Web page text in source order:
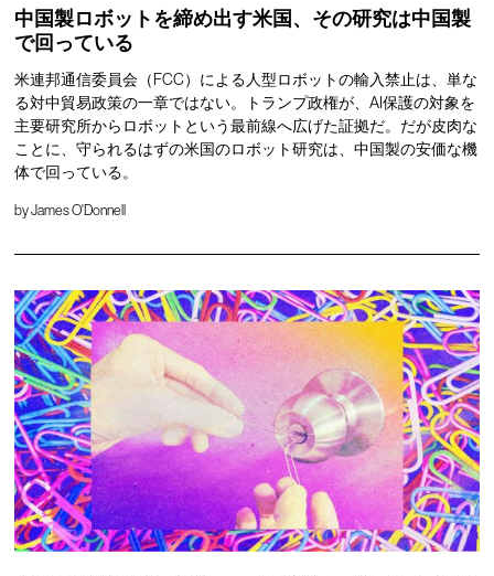
中国製ロボットを締め出す米国、その研究は中国製
で回っている
米連邦通信委員会（FCC）による人型ロボットの輸入禁止は、単な
る対中貿易政策の一章ではない。トランプ政権が、AI保護の対象を
主要研究所からロボットという最前線へ広げた証拠だ。だが皮肉な
ことに、守られるはずの米国のロボット研究は、中国製の安価な機
体で回っている。
byJames O'Donnell